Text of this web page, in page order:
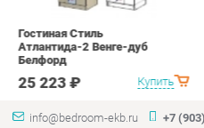
Коллекции
Кровати
Комоды
ИНФОРМАЦИЯ
О проекте
Дизайн
Доставка и